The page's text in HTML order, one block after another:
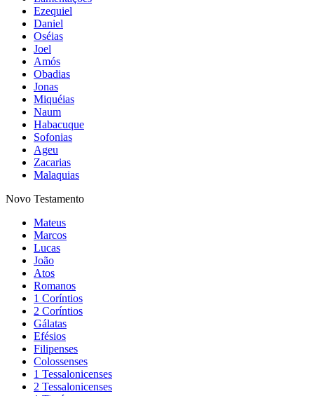
Ezequiel
Daniel
Oséias
Joel
Amós
Obadias
Jonas
Miquéias
Naum
Habacuque
Sofonias
Ageu
Zacarias
Malaquias
Novo Testamento
Mateus
Marcos
Lucas
João
Atos
Romanos
1 Coríntios
2 Coríntios
Gálatas
Efésios
Filipenses
Colossenses
1 Tessalonicenses
2 Tessalonicenses